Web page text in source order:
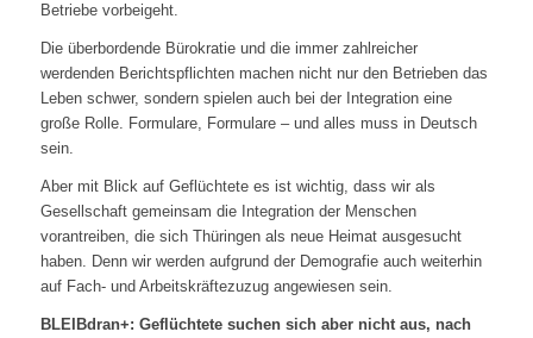
Betriebe vorbeigeht.
Die überbordende Bürokratie und die immer zahlreicher
werdenden Berichtspflichten machen nicht nur den Betrieben das
Leben schwer, sondern spielen auch bei der Integration eine
große Rolle. Formulare, Formulare – und alles muss in Deutsch
sein.
Aber mit Blick auf Geflüchtete es ist wichtig, dass wir als
Gesellschaft gemeinsam die Integration der Menschen
vorantreiben, die sich Thüringen als neue Heimat ausgesucht
haben. Denn wir werden aufgrund der Demografie auch weiterhin
auf Fach- und Arbeitskräftezuzug angewiesen sein.
BLEIBdran+: Geflüchtete suchen sich aber nicht aus, nach